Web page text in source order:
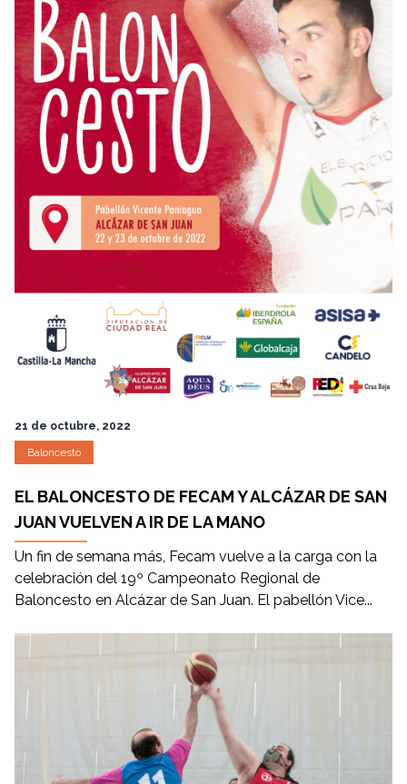
21 de octubre, 2022
Baloncesto
EL BALONCESTO DE FECAM Y ALCÁZAR DE SAN
JUAN VUELVEN A IR DE LA MANO
Un fin de semana más, Fecam vuelve a la carga con la
celebración del 19º Campeonato Regional de
Baloncesto en Alcázar de San Juan. El pabellón Vice...